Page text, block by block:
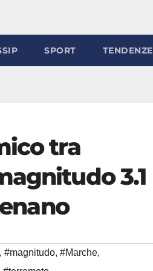
SPORT TENDENZE
tra
3.1
, #magnitudo, #Marche,